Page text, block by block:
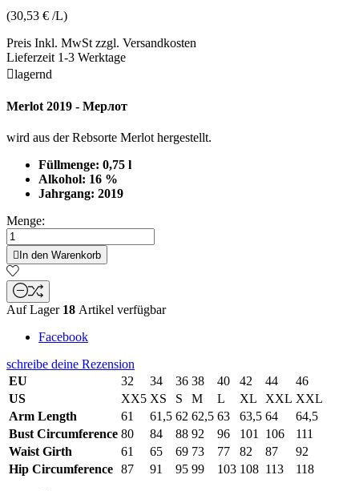
(30,53 € /L)
Preis Inkl. MwSt zzgl. Versandkosten
Lieferzeit 1-3 Werktage
lagernd
Merlot 2019 - Mерлот
wird aus der Rebsorte Merlot hergestellt.
Füllmenge: 0,75 l
Alkohol: 16 %
Jahrgang: 2019
Menge:
 In den Warenkorb
Auf Lager 18 Artikel verfügbar
Facebook
schreibe deine Rezension
EU
32 34 36 38 40 42 44
46
US
XX5 XS S M L XL XXL XXL
Arm Length
61 61,5 62 62,5 63 63,5 64
64,5
Bust Circumference 80 84 88 92 96 101 106
111
Waist Girth
61 65 69 73 77 82 87
92
Hip Circumference 87 91 95 99 103 108 113 118